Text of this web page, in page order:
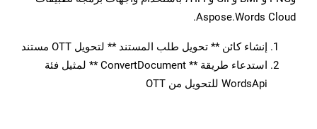
Aspose.Words Cloud.
إنشاء كائن ** تحويل طلب المستند ** لتحويل OTT مستند
استدعاء طريقة ** ConvertDocument ** لمثيل فئة
WordsApi للتحويل من OTT